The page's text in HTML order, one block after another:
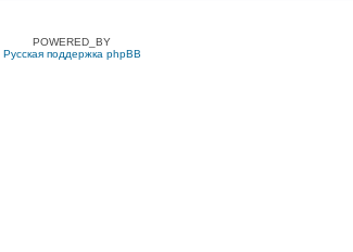
POWERED_BY
Русская поддержка phpBB